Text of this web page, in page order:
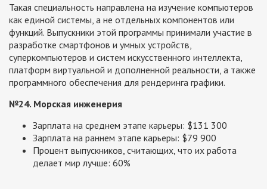
Такая специальность направлена на изучение компьютеров
как единой системы, а не отдельных компонентов или
функций. Выпускники этой программы принимали участие в
разработке смартфонов и умных устройств,
суперкомпьютеров и систем искусственного интеллекта,
платформ виртуальной и дополненной реальности, а также
программного обеспечения для рендеринга графики.
№24. Морская инженерия
Зарплата на среднем этапе карьеры: $131 300
Зарплата на раннем этапе карьеры: $79 900
Процент выпускников, считающих, что их работа
делает мир лучше: 60%